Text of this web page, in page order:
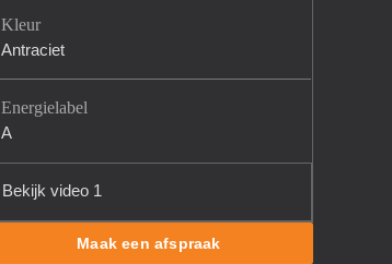
Kleur
Antraciet
Energielabel
A
Bekijk video 1
Maak een afspraak